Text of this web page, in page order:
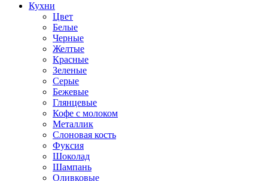
Кухни
Цвет
Белые
Черные
Желтые
Красные
Зеленые
Серые
Бежевые
Глянцевые
Кофе с молоком
Металлик
Слоновая кость
Фуксия
Шоколад
Шампань
Оливковые